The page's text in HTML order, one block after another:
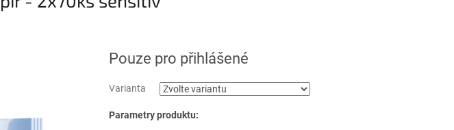
Pouze pro přihlášené
Varianta
Parametry produktu: